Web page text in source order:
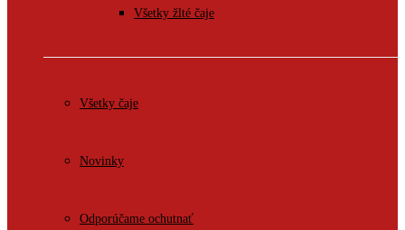
Všetky žlté čaje
Všetky čaje
Novinky
Odporúčame ochutnať